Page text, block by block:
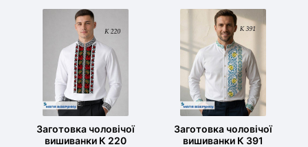
Заготовка чоловічої
вишиванки К 220
Заготовка чоловічої
вишиванки К 391